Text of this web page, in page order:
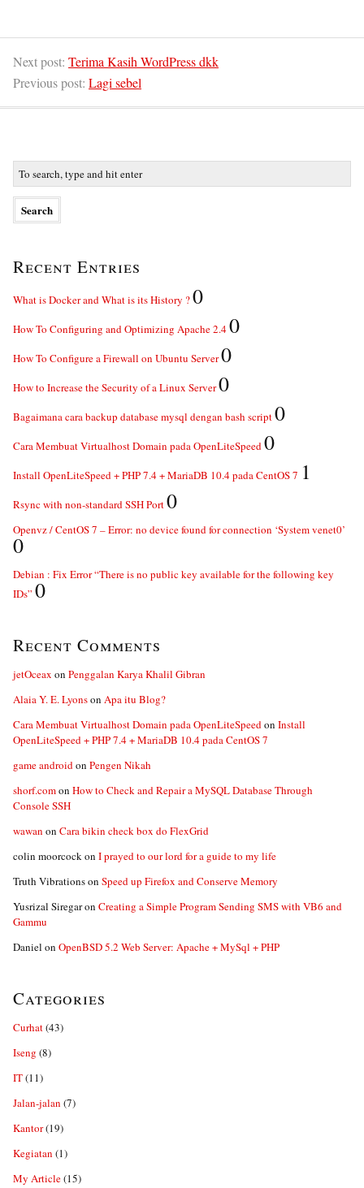
Next post: Terima Kasih WordPress dkk
Previous post: Lagi sebel
Recent Entries
What is Docker and What is its History ?0
How To Configuring and Optimizing Apache 2.40
How To Configure a Firewall on Ubuntu Server0
How to Increase the Security of a Linux Server0
Bagaimana cara backup database mysql dengan bash script0
Cara Membuat Virtualhost Domain pada OpenLiteSpeed0
Install OpenLiteSpeed + PHP 7.4 + MariaDB 10.4 pada CentOS 7 1
Rsync with non-standard SSH Port0
Openvz / CentOS 7 – Error: no device found for connection ‘System venet0’
0
Debian : Fix Error “There is no public key available for the following key
IDs” 0
Recent Comments
jetOceax on Penggalan Karya Khalil Gibran
Alaia Y. E. Lyonson Apa itu Blog?
Cara Membuat Virtualhost Domain pada OpenLiteSpeedon Install
OpenLiteSpeed + PHP 7.4 + MariaDB 10.4 pada CentOS 7
game androidon Pengen Nikah
shorf.comon How to Check and Repair a MySQL Database Through
Console SSH
wawan on Cara bikin check box do FlexGrid
colin moorcockon I prayed to our lord for a guide to my life
Truth Vibrationson Speed up Firefox and Conserve Memory
Yusrizal Siregaron Creating a Simple Program Sending SMS with VB6 and
Gammu
Daniel on OpenBSD 5.2 Web Server: Apache + MySql + PHP
Categories
Curhat(43)
Iseng (8)
IT(11)
Jalan-jalan (7)
Kantor(19)
Kegiatan (1)
My Article(15)